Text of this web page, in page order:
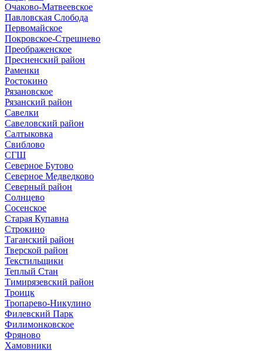
Очаково-Матвеевское
Павловская Слобода
Первомайское
Покровское-Стрешнево
Преображенское
Пресненский район
Раменки
Ростокино
Рязановское
Рязанский район
Савелки
Савеловский район
Салтыковка
Свиблово
СГШ
Северное Бутово
Северное Медведково
Северный район
Солнцево
Сосенское
Старая Купавна
Строкино
Таганский район
Тверской район
Текстильщики
Теплый Стан
Тимирязевский район
Троицк
Тропарево-Никулино
Филевский Парк
Филимонковское
Фряново
Хамовники